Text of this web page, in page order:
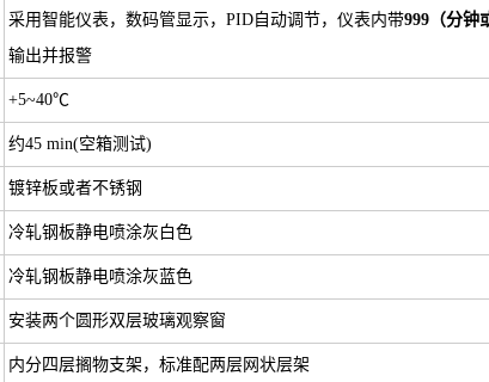
采用智能仪表，数码管显示，PID自动调节，仪表内带999（分钟
输出并报警
+5~40℃
约45 min(空箱测试)
镀锌板或者不锈钢
冷轧钢板静电喷涂灰白色
冷轧钢板静电喷涂灰蓝色
安装两个圆形双层玻璃观察窗
内分四层搁物支架，标准配两层网状层架